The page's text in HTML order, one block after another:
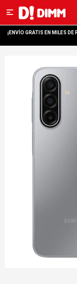

¡ENVÍO GRATIS EN MILES